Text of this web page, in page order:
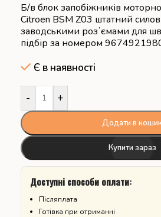
Б/в блок запобіжників
Citroen BSM Z03 штатний
заводськими розʼємами для
підбір за номером
Є в наявності
- +
Додати в
Купити зараз
Доступні способи оплати:
Післяплата
Готівка при отриманні